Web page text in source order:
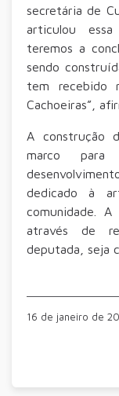
secretária de
articulou
teremos a
sendo
tem recebido
Cachoeiras”,
A construção
marco para
dedicado à
comunidade.
através de
deputada, seja
16 de janeiro de